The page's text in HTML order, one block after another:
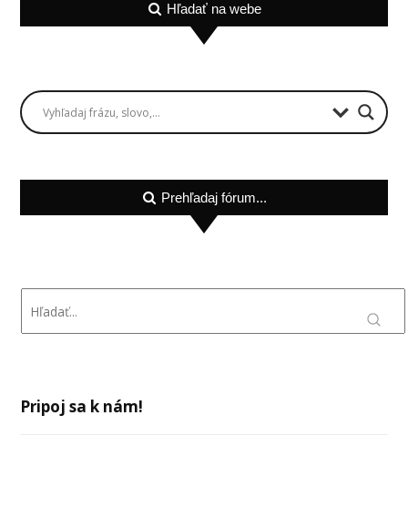
Hľadať na webe
Prehľadaj fórum...
Pripoj sa k nám!